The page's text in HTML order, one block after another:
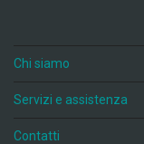
Chi siamo
Servizi e assistenza
Contatti